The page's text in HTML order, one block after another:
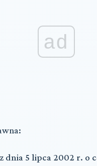
ad
dnia 5 lipca 2002 r. o